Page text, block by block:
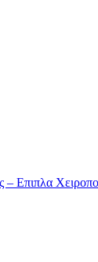
Επιπλα